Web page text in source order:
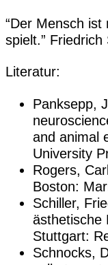
“Der Mensch
spielt.” Friedrich
Literatur:
Panksepp,
and animal
University
Rogers,
Boston:
Schiller,
ästhetische
Stuttgart:
Schnocks,